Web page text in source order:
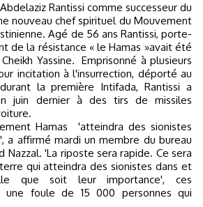
Rantissi comme successeur du
nouveau chef spirituel du Mouvement
Agé de 56 ans Rantissi, porte-
de la résistance « le Hamas »avait été
Yassine.Emprisonné à plusieurs
incitation à l'insurrection, déporté au
la première Intifada, Rantissi a
juin dernier à des tirs de missiles
Hamas 'atteindra des sionistes
a affirmé mardi un membre du bureau
Nazzal.'La riposte sera rapide. Ce sera
qui atteindra des sionistes dans et
que soit leur importance', ces
une foule de 15 000 personnes qui